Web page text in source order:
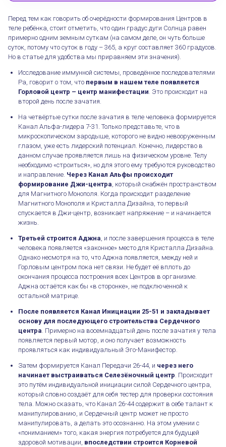
Перед тем как говорить об очерёдности формирования Центров в
теле ребёнка, стоит отметить, что один градус дуги Солнца равен
примерно одним земным суткам (на самом деле, он чуть больше
суток, потому что суток в году – 365, а круг составляет 360 градусов.
Но в статье для удобства мы приравняем эти значения).
Исследование иммунной системы, проведённое последователями
Ра, говорит о том, что первым в нашем теле появляется
Горловой центр – центр манифестации. Это происходит на
второй день после зачатия.
На четвёртые сутки после зачатия в теле человека формируется
Канал Альфа-лидера 7-31. Только представьте, что в
микроскопическом зародыше, которого не видно невооруженным
глазом, уже есть лидерский потенциал. Конечно, лидерство в
данном случае проявляется лишь на физическом уровне. Телу
необходимо «строиться», но для этого ему требуются руководство
и направление. Через Канал Альфы происходит
формирование Джи-центра, который снабжён пространством
для Магнитного Монополя. Когда происходит разделение
Магнитного Монополя и Кристалла Дизайна, то первый
спускается в Джи-центр, возникает напряжение – и начинается
жизнь.
Третьей строится Аджна, и после завершения процесса в теле
человека появляется «законное» место для Кристалла Дизайна.
Однако несмотря на то, что Аджна появляется, между ней и
Горловым центром пока нет связи. Не будет её вплоть до
окончания процесса построения всех Центров в организме.
Аджна остаётся как бы «в сторонке», не подключенной к
остальной матрице.
После появляется Канал Инициации 25-51 и закладывает
основу для последующего строительства Сердечного
центра. Примерно на восемнадцатый день после зачатия у тела
появляется первый мотор, и оно получает возможность
проявляться как индивидуальный Эго-Манифестор.
Затем формируется Канал Передачи 26-44, и через него
начинает выстраиваться Селезёночный центр. Происходит
это путём индивидуальной инициации силой Сердечного центра,
который словно создаёт для себя тестер для проверки состояния
тела. Можно сказать, что Канал 26-44 содержит в себе талант к
манипулированию, и Сердечный центр может не просто
манипулировать, а делать это осознанно. На этом умении с
«пониманием» того, какая энергия потребуется для будущей
здоровой мотивации, впоследствии строится Корневой